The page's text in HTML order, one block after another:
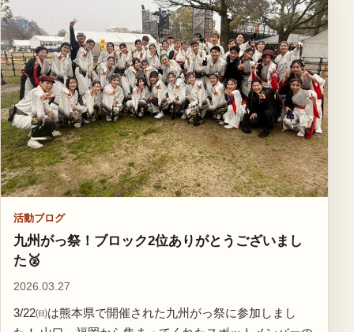
活動ブログ
九州がっ祭！ブロック2位ありがとうございまし
た🥈
2026.03.27
3/22㈰は熊本県で開催された九州がっ祭に参加しまし